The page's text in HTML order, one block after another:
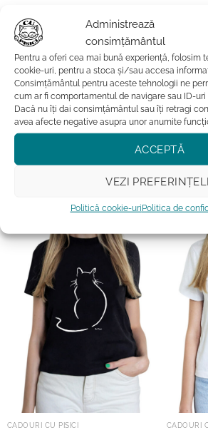
Administrează
consimțământul
Pentru a oferi cea mai bună experiență, folosim
cookie-uri, pentru a stoca și/sau accesa
Consimțământul pentru aceste tehnologii ne
cum ar fi comportamentul de navigare sau ID-uri
Dacă nu îți dai consimțământul sau îți retragi
avea afecte negative asupra unor anumite
ACCEPTĂ
VEZI
Politică cookie-uriPolitica de
Cana termosensibila-
Personalizata
Evaluat la
din 5
99.99lei
ADAUGĂ ÎN COȘ
Acest
produs
are
fi
pagina
produsului.
Adauga la favorite
Evaluat
5din 5
129.99lei
Acest
produs
are
mai
variații.
pot
alese
pagina
PICTATE
CADOURI CU PISICI CADOURI